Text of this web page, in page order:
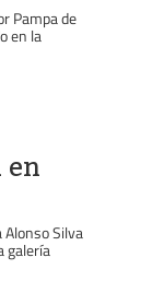
Pampa de
en la
en
Silva
galería